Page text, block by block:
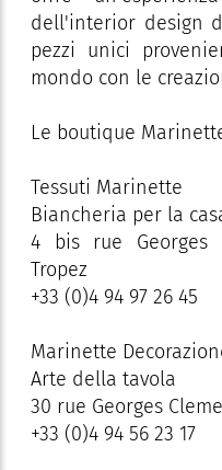
dell'interior design
pezzi unici
mondo con le
Le boutique
Tessuti Marinette
Biancheria per la
4 bis rue Georges
Tropez
+33 (0)4 94 97 26 45
Marinette
Arte della tavola
30 rue Georges
+33 (0)4 94 56 23 17